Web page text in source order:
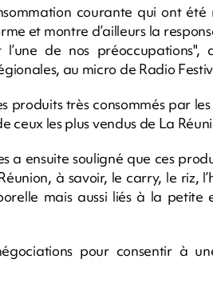
courante qui ont été
et montre d’ailleurs la
de nos préoccupations",
au micro de Radio
très consommés par
ceux les plus vendus de La
a ensuite souligné que ces
à savoir, le carry, le riz,
mais aussi liés à la
pour consentir à